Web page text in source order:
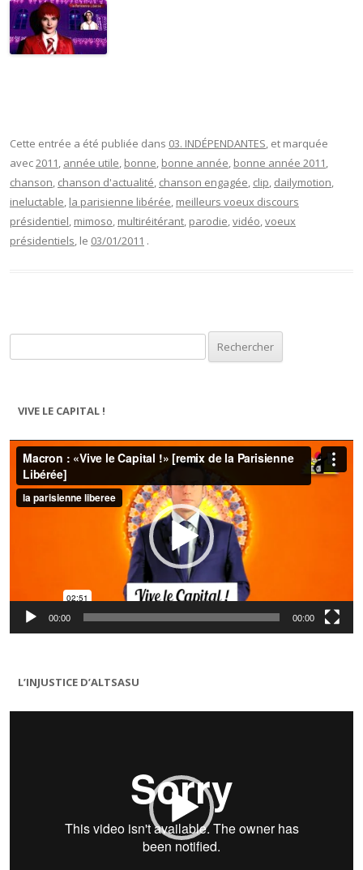
Cette entrée a été publiée dans 03. INDÉPENDANTES, et marquée
avec2011, année utile, bonne, bonne année, bonne année 2011,
chanson, chanson d'actualité, chanson engagée, clip, dailymotion,
ineluctable, la parisienne libérée, meilleurs voeux discours
présidentiel, mimoso, multiréitérant, parodie,vidéo,voeux
présidentiels, le 03/01/2011 .
VIVE LE CAPITAL !
Lecteur
vidéo
00:00 00:00
L’INJUSTICE D’ALTSASU
Lecteur